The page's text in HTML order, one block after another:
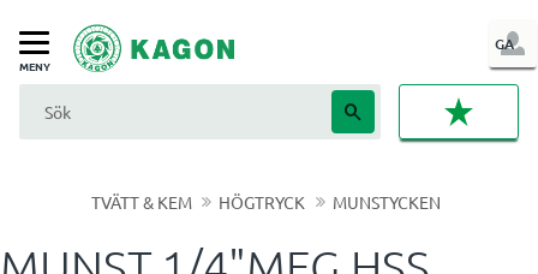
Meny
GA
IN
TVÄTT & KEM HÖGTRYCK MUNSTYCKEN